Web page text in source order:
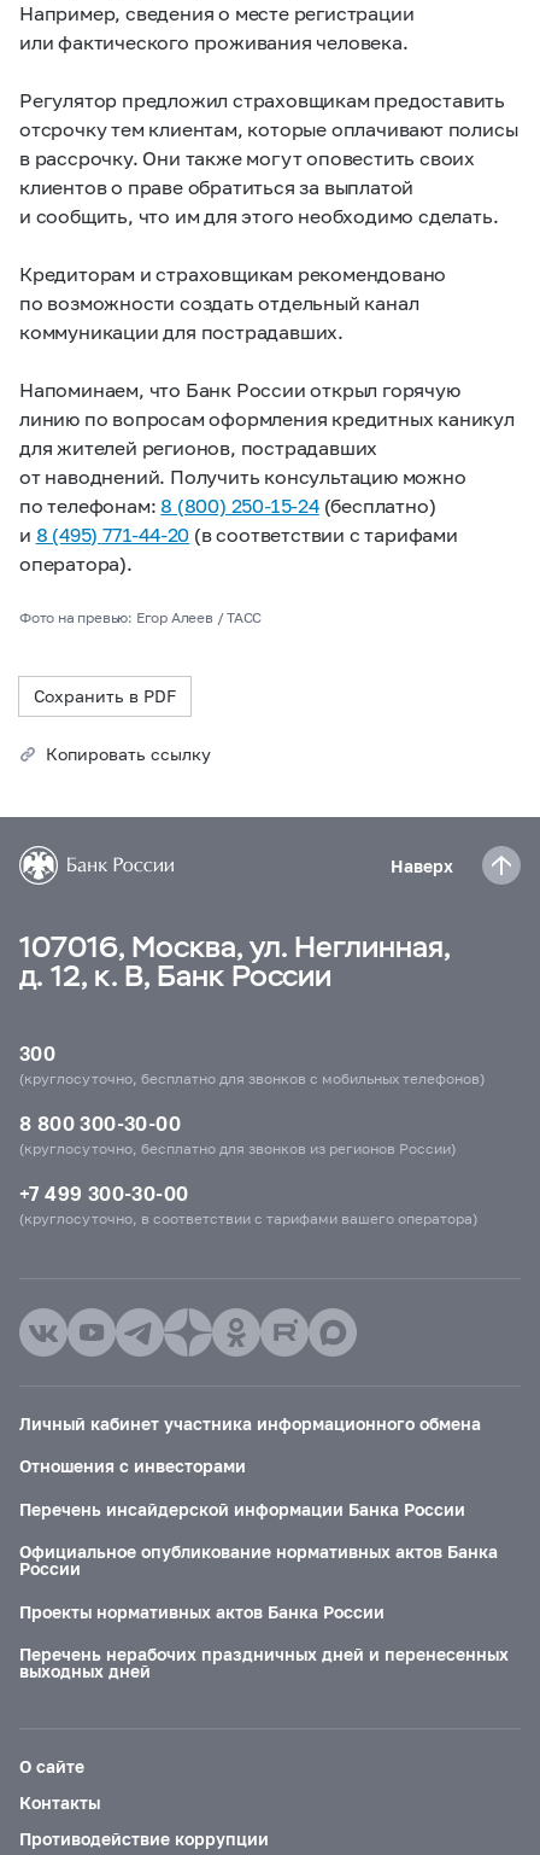
Например, сведения о месте регистрации
или фактического проживания человека.
Регулятор предложил страховщикам предоставить
отсрочку тем клиентам, которые оплачивают полисы
в рассрочку. Они также могут оповестить своих
клиентов о праве обратиться за выплатой
и сообщить, что им для этого необходимо сделать.
Кредиторам и страховщикам рекомендовано
по возможности создать отдельный канал
коммуникации для пострадавших.
Напоминаем, что Банк России открыл горячую
линию по вопросам оформления кредитных каникул
для жителей регионов, пострадавших
от наводнений. Получить консультацию можно
по телефонам: 8 (800) 250-15-24(бесплатно)
и 8 (495) 771-44-20 (в соответствии с тарифами
оператора).
Фото на превью: Егор Алеев / ТАСС
Сохранить в PDF
Копировать ссылку
Наверх
107016, Москва, ул. Неглинная,
д. 12, к. В, Банк России
300
(круглосуточно, бесплатно для звонков с мобильных телефонов)
8 800 300-30-00
(круглосуточно, бесплатно для звонков из регионов России)
+7 499 300-30-00
(круглосуточно, в соответствии с тарифами вашего оператора)
Личный кабинет участника информационного обмена
Отношения с инвесторами
Перечень инсайдерской информации Банка России
Официальное опубликование нормативных актов Банка
России
Проекты нормативных актов Банка России
Перечень нерабочих праздничных дней и перенесенных
выходных дней
О сайте
Контакты
Противодействие коррупции